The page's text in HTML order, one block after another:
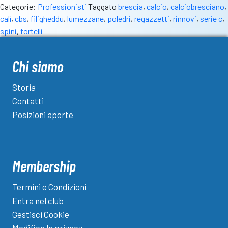
Categorie: Professionisti Taggato brescia, calcio, calciobresciano,
calì, cbs, filigheddu, lumezzane, poledri, regazzetti, rinnovi, serie c,
spini, tortelli
Chi siamo
Storia
Contatti
Posizioni aperte
Membership
Termini e Condizioni
Entra nel club
Gestisci Cookie